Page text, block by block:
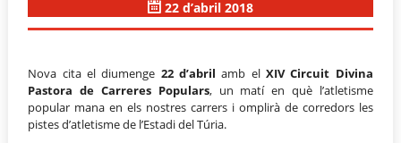
22 d’abril 2018
Nova cita el diumenge 22 d’abril amb elXIV Circuit Divina
Pastora de Carreres Populars, un matí en què l’atletisme
popular mana en els nostres carrers i omplirà de corredors les
pistes d’atletisme de l’Estadi del Túria.